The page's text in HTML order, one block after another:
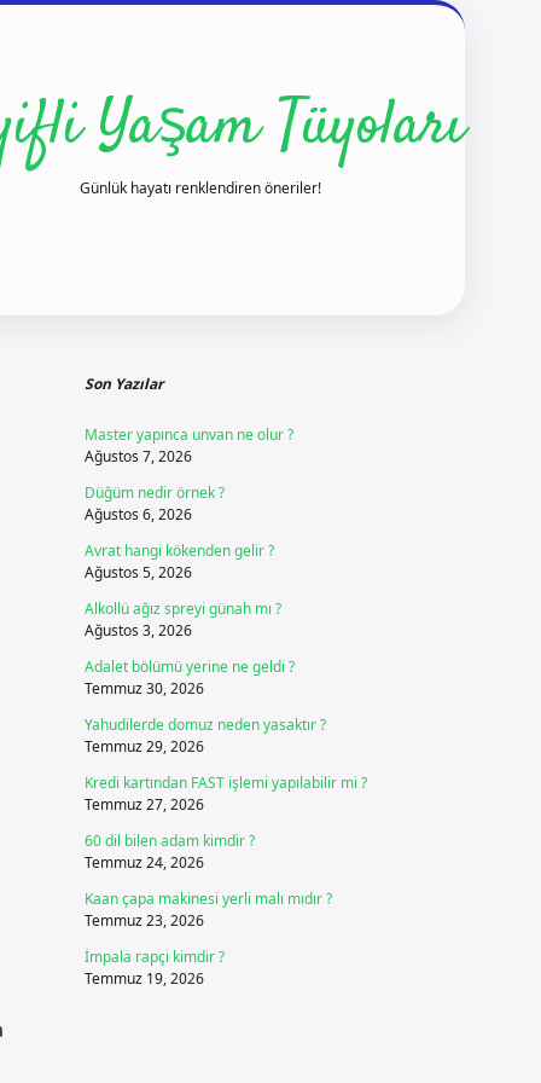
Yaşam Tüyoları
Günlük hayatı renklendiren öneriler!
Son Yazılar
Master yapınca unvan ne olur ?
Ağustos 7, 2026
Düğüm nedir örnek ?
Ağustos 6, 2026
Avrat hangi kökenden gelir ?
Ağustos 5, 2026
Alkollü ağız spreyi günah mı ?
Ağustos 3, 2026
Adalet bölümü yerine ne geldi ?
Temmuz 30, 2026
Yahudilerde domuz neden yasaktır ?
Temmuz 29, 2026
Kredi kartından FAST işlemi yapılabilir mi ?
Temmuz 27, 2026
60 dil bilen adam kimdir ?
Temmuz 24, 2026
Kaan çapa makinesi yerli malı mıdır ?
Temmuz 23, 2026
İmpala rapçi kimdir ?
Temmuz 19, 2026